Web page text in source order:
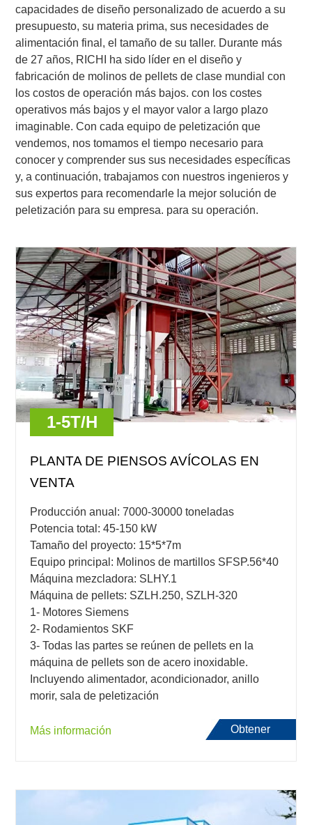
capacidades de diseño personalizado de acuerdo a su
presupuesto, su materia prima, sus necesidades de
alimentación final, el tamaño de su taller. Durante más
de 27 años, RICHI ha sido líder en el diseño y
fabricación de molinos de pellets de clase mundial con
los costos de operación más bajos. con los costes
operativos más bajos y el mayor valor a largo plazo
imaginable. Con cada equipo de peletización que
vendemos, nos tomamos el tiempo necesario para
conocer y comprender sus sus necesidades específicas
y, a continuación, trabajamos con nuestros ingenieros y
sus expertos para recomendarle la mejor solución de
peletización para su empresa. para su operación.
1-5T/H
PLANTA DE PIENSOS AVÍCOLAS EN
VENTA
Producción anual: 7000-30000 toneladas
Potencia total: 45-150 kW
Tamaño del proyecto: 15*5*7m
Equipo principal: Molinos de martillos SFSP.56*40
Máquina mezcladora: SLHY.1
Máquina de pellets: SZLH.250, SZLH-320
1- Motores Siemens
2- Rodamientos SKF
3- Todas las partes se reúnen de pellets en la
máquina de pellets son de acero inoxidable.
Incluyendo alimentador, acondicionador, anillo
morir, sala de peletización
Más información
Obtener